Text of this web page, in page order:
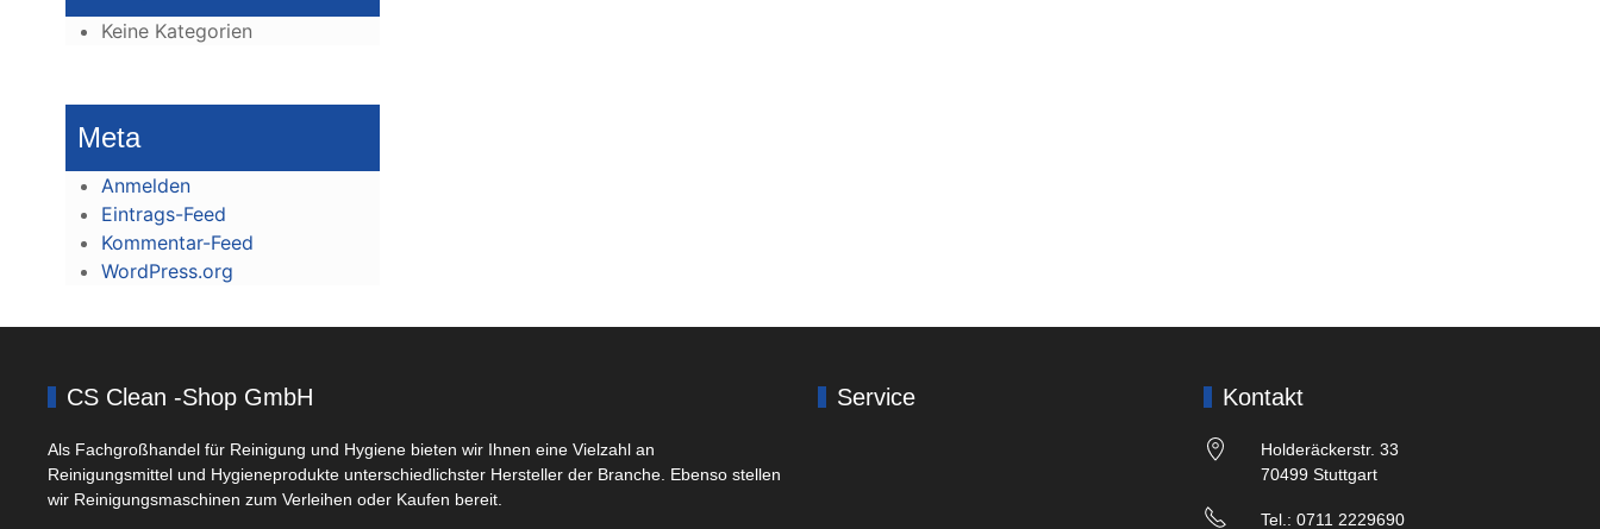
Keine Kategorien
Meta
Anmelden
Eintrags-Feed
Kommentar-Feed
WordPress.org
CS Clean -Shop GmbH
Als Fachgroßhandel für Reinigung und Hygiene bieten wir Ihnen eine Vielzahl an
Reinigungsmittel und Hygieneprodukte unterschiedlichster Hersteller der Branche. Ebenso stellen
wir Reinigungsmaschinen zum Verleihen oder Kaufen bereit.
Service Kontakt
Holderäckerstr. 33
70499 Stuttgart
Tel.: 0711 2229690